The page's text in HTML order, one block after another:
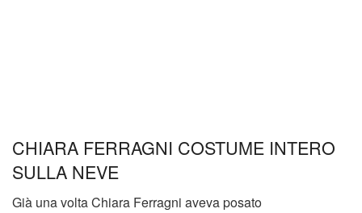
CHIARA FERRAGNI COSTUME INTERO
SULLA NEVE
Già una volta Chiara Ferragni aveva posato